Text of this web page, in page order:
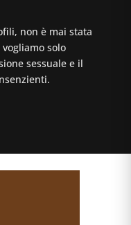
non è mai stata
solo
sessuale e il